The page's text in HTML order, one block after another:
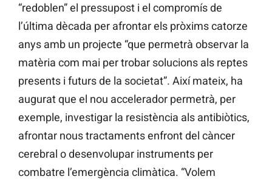
“redoblen” el pressupost i el compromís de
l’última dècada per afrontar els pròxims catorze
anys amb un projecte “que permetrà observar la
matèria com mai per trobar solucions als reptes
presents i futurs de la societat”. Així mateix, ha
augurat que el nou accelerador permetrà, per
exemple, investigar la resistència als antibiòtics,
afrontar nous tractaments enfront del càncer
cerebral o desenvolupar instruments per
combatre l’emergència climàtica. “Volem